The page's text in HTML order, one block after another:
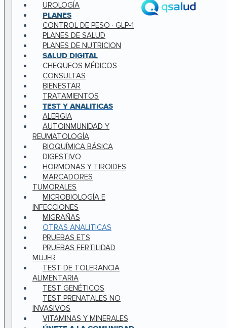
UROLOGÍA
PLANES
CONTROL DE PESO · GLP-1
PLANES DE SALUD
PLANES DE NUTRICION
SALUD DIGITAL
CHEQUEOS MÉDICOS
CONSULTAS
BIENESTAR
TRATAMIENTOS
TEST Y ANALITICAS
ALERGIA
AUTOINMUNIDAD Y
REUMATOLOGÍA
BIOQUÍMICA BÁSICA
DIGESTIVO
HORMONAS Y TIROIDES
MARCADORES
TUMORALES
MICROBIOLOGÍA E
INFECCIONES
MIGRAÑAS
OTRAS ANALITICAS
PRUEBAS ETS
PRUEBAS FERTILIDAD
MUJER
TEST DE TOLERANCIA
ALIMENTARIA
TEST GENÉTICOS
TEST PRENATALES NO
INVASIVOS
VITAMINAS Y MINERALES